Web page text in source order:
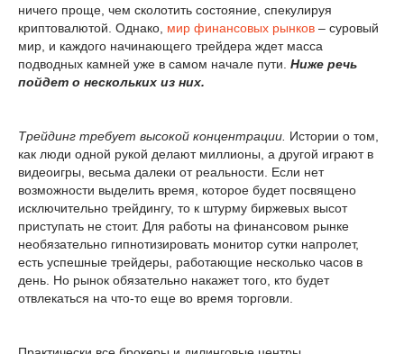
ничего проще, чем сколотить состояние, спекулируя
криптовалютой. Однако, мир финансовых рынков – суровый
мир, и каждого начинающего трейдера ждет масса
подводных камней уже в самом начале пути. Ниже речь
пойдет о нескольких из них.
Трейдинг требует высокой концентрации. Истории о том,
как люди одной рукой делают миллионы, а другой играют в
видеоигры, весьма далеки от реальности. Если нет
возможности выделить время, которое будет посвящено
исключительно трейдингу, то к штурму биржевых высот
приступать не стоит. Для работы на финансовом рынке
необязательно гипнотизировать монитор сутки напролет,
есть успешные трейдеры, работающие несколько часов в
день. Но рынок обязательно накажет того, кто будет
отвлекаться на что-то еще во время торговли.